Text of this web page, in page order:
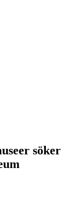
söker